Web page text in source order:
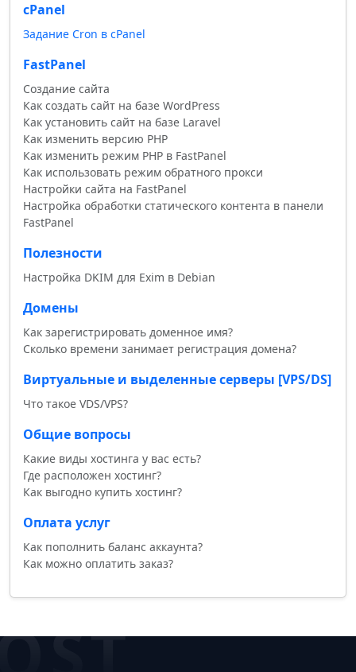
cPanel
Задание Cron в cPanel
FastPanel
Создание сайта
Как создать сайт на базе WordPress
Как установить сайт на базе Laravel
Как изменить версию PHP
Как изменить режим PHP в FastPanel
Как использовать режим обратного прокси
Настройки сайта на FastPanel
Настройка обработки статического контента в панели
FastPanel
Полезности
Настройка DKIM для Exim в Debian
Домены
Как зарегистрировать доменное имя?
Сколько времени занимает регистрация домена?
Виртуальные и выделенные серверы [VPS/DS]
Что такое VDS/VPS?
Общие вопросы
Какие виды хостинга у вас есть?
Где расположен хостинг?
Как выгодно купить хостинг?
Оплата услуг
Как пополнить баланс аккаунта?
Как можно оплатить заказ?